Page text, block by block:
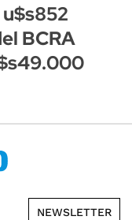
BCRA
NEWSLETTER